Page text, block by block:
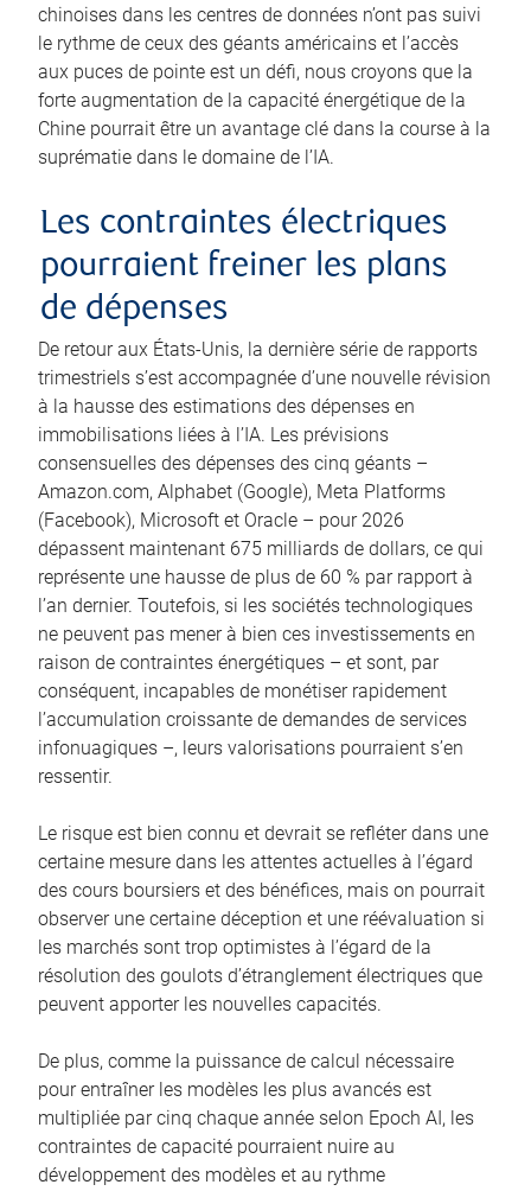
chinoises dans les centres de données n’ont pas suivi
le rythme de ceux des géants américains et l’accès
aux puces de pointe est un défi, nous croyons que la
forte augmentation de la capacité énergétique de la
Chine pourrait être un avantage clé dans la course à la
suprématie dans le domaine de l’IA.
Les contraintes électriques
pourraient freiner les plans
de dépenses
De retour aux États-Unis, la dernière série de rapports
trimestriels s’est accompagnée d’une nouvelle révision
à la hausse des estimations des dépenses en
immobilisations liées à l’IA. Les prévisions
consensuelles des dépenses des cinq géants –
Amazon.com, Alphabet (Google), Meta Platforms
(Facebook), Microsoft et Oracle – pour 2026
dépassent maintenant 675 milliards de dollars, ce qui
représente une hausse de plus de 60 % par rapport à
l’an dernier. Toutefois, si les sociétés technologiques
ne peuvent pas mener à bien ces investissements en
raison de contraintes énergétiques – et sont, par
conséquent, incapables de monétiser rapidement
l’accumulation croissante de demandes de services
infonuagiques –, leurs valorisations pourraient s’en
ressentir.
Le risque est bien connu et devrait se refléter dans une
certaine mesure dans les attentes actuelles à l’égard
des cours boursiers et des bénéfices, mais on pourrait
observer une certaine déception et une réévaluation si
les marchés sont trop optimistes à l’égard de la
résolution des goulots d’étranglement électriques que
peuvent apporter les nouvelles capacités.
De plus, comme la puissance de calcul nécessaire
pour entraîner les modèles les plus avancés est
multipliée par cinq chaque année selon Epoch AI, les
contraintes de capacité pourraient nuire au
développement des modèles et au rythme